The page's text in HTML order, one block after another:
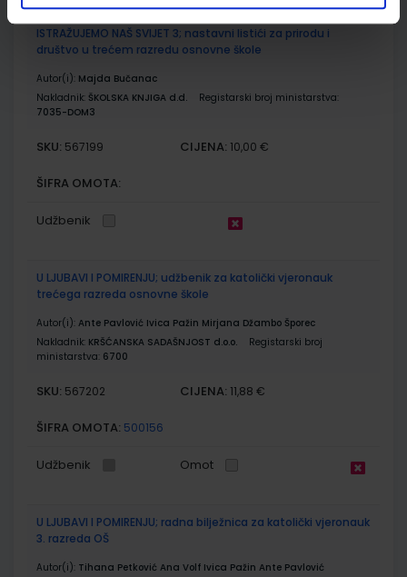
ISTRAŽUJEMO NAŠ SVIJET 3; nastavni listići za prirodu i
društvo u trećem razredu osnovne škole
Autor(i): Majda Bučanac
Nakladnik: ŠKOLSKA KNJIGA d.d.
Registarski broj ministarstva:
7035-DOM3
SKU: 567199 CIJENA: 10,00 €
ŠIFRA OMOTA:
Udžbenik
U LJUBAVI I POMIRENJU; udžbenik za katolički vjeronauk
trećega razreda osnovne škole
Autor(i): Ante Pavlović Ivica Pažin Mirjana Džambo Šporec
Nakladnik: KRŠĆANSKA SADAŠNJOST d.o.o.
Registarski broj
ministarstva: 6700
SKU: 567202 CIJENA: 11,88 €
ŠIFRA OMOTA: 500156
Udžbenik Omot
U LJUBAVI I POMIRENJU; radna bilježnica za katolički vjeronauk
3. razreda OŠ
Autor(i): Tihana Petković Ana Volf Ivica Pažin Ante Pavlović